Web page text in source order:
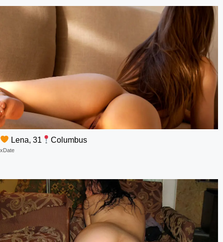
Lena, 31 Columbus
xDate